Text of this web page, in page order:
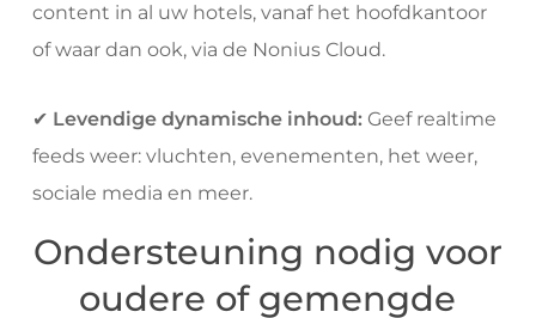
content in al uw hotels, vanaf het hoofdkantoor
of waar dan ook, via de Nonius Cloud.
✔ Levendige dynamische inhoud:Geef realtime
feeds weer: vluchten, evenementen, het weer,
sociale media en meer.
Ondersteuning nodig voor
oudere of gemengde